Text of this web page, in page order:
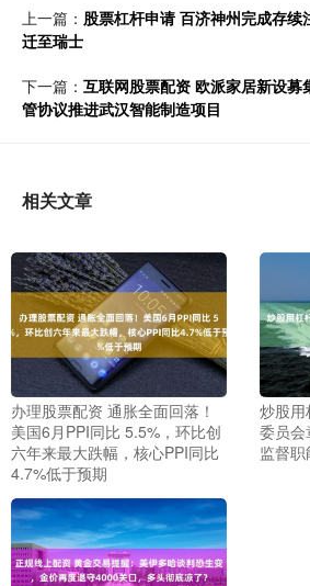
上一篇： 股票杠杆申请 百济神州完成存续
迁至瑞士
下一篇： 互联网股票配资 欧派家居新设募
管协议推进武汉智能制造项目
相关文章
办理股票配资 通胀全面回落！
美国6月PPI同比 5.5%，环比创
六年来最大跌幅，核心PPI同比
4.7%低于预期
炒股用
委员会
监督职